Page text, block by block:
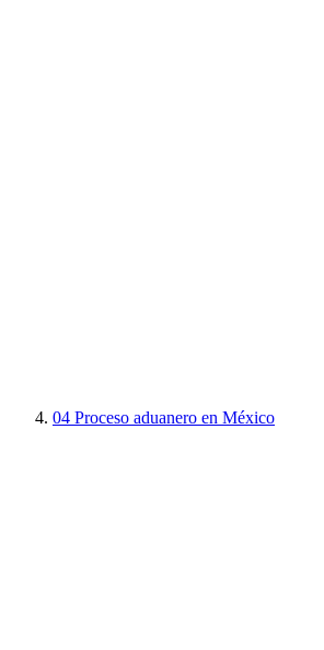
04 Proceso aduanero en México